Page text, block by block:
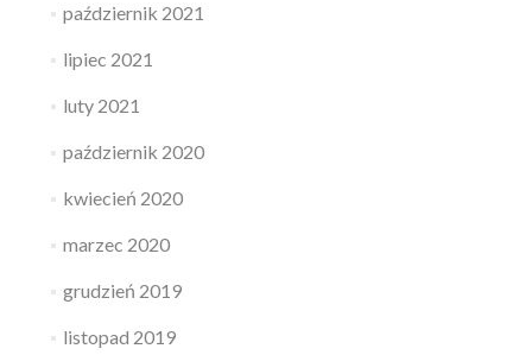
październik 2021
lipiec 2021
luty 2021
październik 2020
kwiecień 2020
marzec 2020
grudzień 2019
listopad 2019